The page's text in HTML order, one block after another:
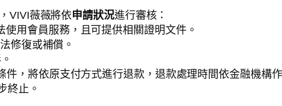
VIVI薇薇將依申請狀況進行審核：
用會員服務，且可提供相關證明文件。
修復或補償。
，將依原支付方式進行退款，退款處理時間依金融機構
終止。